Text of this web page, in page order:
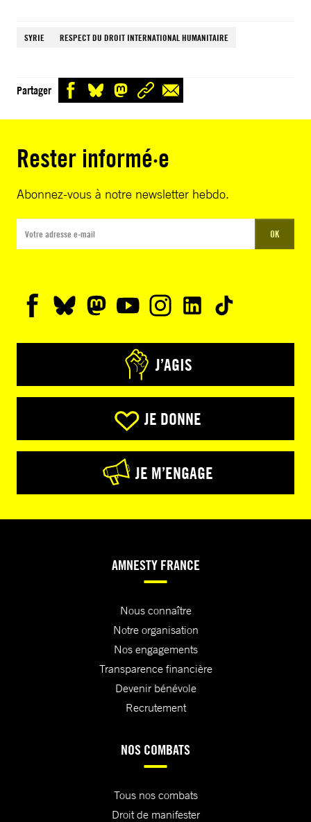
SYRIE RESPECT DU DROIT INTERNATIONAL HUMANITAIRE
Partager
Rester informé·e
Abonnez-vous à notre newsletter hebdo.
OK
J’AGIS
JE DONNE
JE M’ENGAGE
AMNESTY FRANCE
Nous connaître
Notre organisation
Nos engagements
Transparence financière
Devenir bénévole
Recrutement
NOS COMBATS
Tous nos combats
Droit de manifester